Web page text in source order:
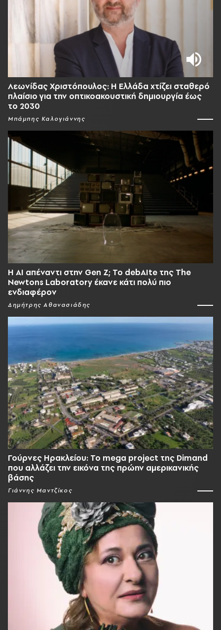
Λεωνίδας Χριστόπουλος: Η Ελλάδα χτίζει σταθερό
πλαίσιο για την οπτικοακουστική δημιουργία έως
το 2030
Μπάμπης Καλογιάννης
Η AI απέναντι στην Gen Z; Το debAIte της The
Newtons Laboratory έκανε κάτι πολύ πιο
ενδιαφέρον
Δημήτρης Αθανασιάδης
Γούρνες Ηρακλείου: To mega project της Dimand
που αλλάζει την εικόνα της πρώην αμερικανικής
βάσης
Γιάννης Μαντζίκος